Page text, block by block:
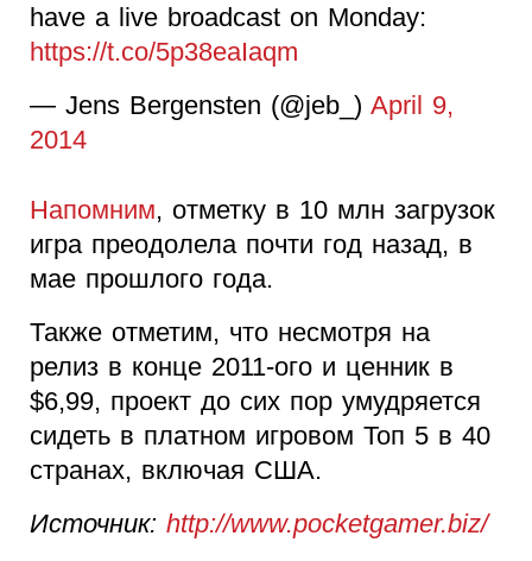
have a live broadcast on Monday:
https://t.co/5p38eaIaqm
— Jens Bergensten (@jeb_) April 9,
2014
Напомним, отметку в 10 млн загрузок
игра преодолела почти год назад, в
мае прошлого года.
Также отметим, что несмотря на
релиз в конце 2011-ого и ценник в
$6,99, проект до сих пор умудряется
сидеть в платном игровом Топ 5 в 40
странах, включая США.
Источник: http://www.pocketgamer.biz/